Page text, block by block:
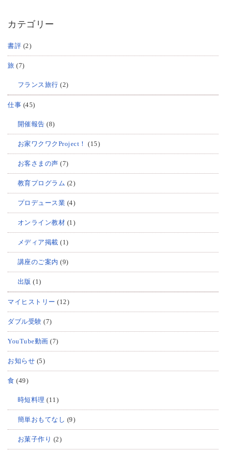
カテゴリー
書評 (2)
旅 (7)
フランス旅行 (2)
仕事 (45)
開催報告 (8)
お家ワクワクProject！ (15)
お客さまの声 (7)
教育プログラム (2)
プロデュース業 (4)
オンライン教材 (1)
メディア掲載 (1)
講座のご案内 (9)
出版 (1)
マイヒストリー (12)
ダブル受験 (7)
YouTube動画 (7)
お知らせ (5)
食 (49)
時短料理 (11)
簡単おもてなし (9)
お菓子作り (2)